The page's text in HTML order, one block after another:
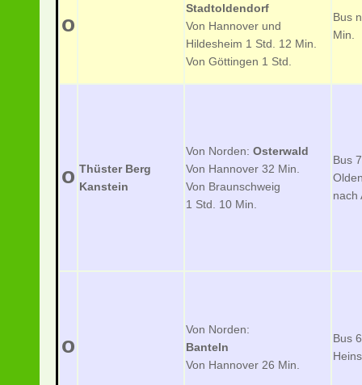
o
Stadtoldendorf
Von Hannover und
Hildesheim 1 Std. 12 Min.
Von Göttingen 1 Std.
Bus
Min.
o Thüster Berg
Kanstein
Von Norden: Osterwald
Von Hannover 32 Min.
Von Braunschweig
1 Std. 10 Min.
Bus
nach
o
Von Norden:
Banteln
Von Hannover 26 Min.
Bus